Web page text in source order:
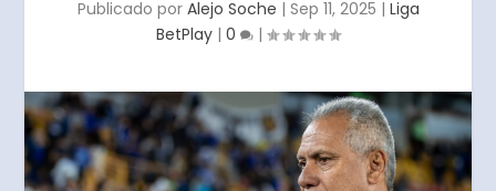
Publicado por Alejo Soche | Sep 11, 2025 | Liga
BetPlay | 0 |